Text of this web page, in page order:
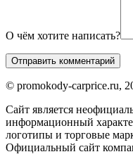
О чём хотите написать?
© promokody-carprice.ru,
Сайт является
информационный
логотипы и торговые
Официальный сайт